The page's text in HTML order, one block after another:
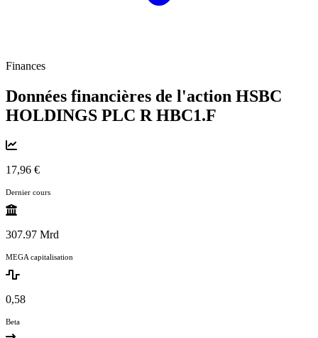
Finances
Données financières de l'action HSBC
HOLDINGS PLC R HBC1.F
17,96 €
Dernier cours
307.97 Mrd
MEGA capitalisation
0,58
Beta